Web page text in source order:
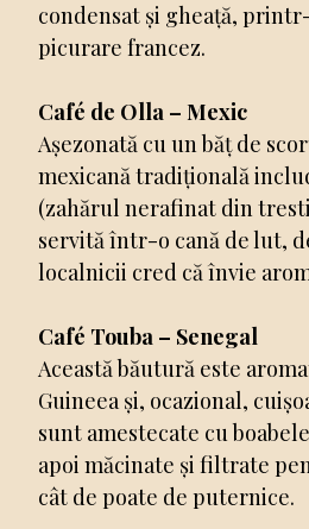
condensat și gheață,
picurare francez.
Café de Olla – Mexic
Așezonată cu un băț de
mexicană tradițională
(zahărul nerafinat din
servită într-o cană de lut,
localnicii cred că învie
Café Touba – Senegal
Această băutură este
Guineea și, ocazional,
sunt amestecate cu
apoi măcinate și filtrate
cât de poate de puternice.